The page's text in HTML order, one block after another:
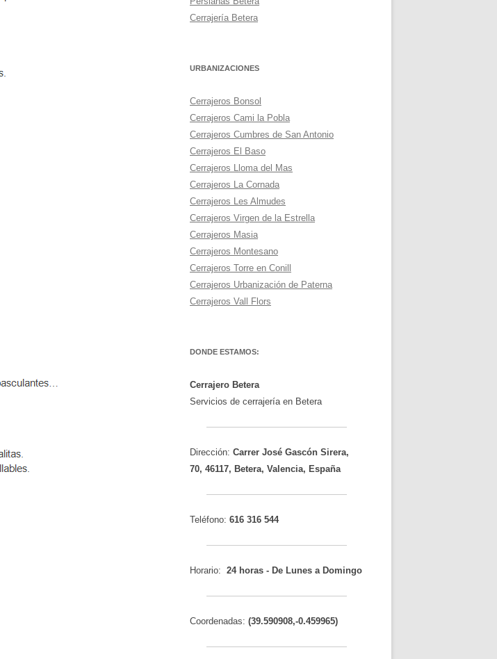
Cerrajería Betera
URBANIZACIONES
Cerrajeros Bonsol
Cerrajeros Cami la Pobla
Cerrajeros Cumbres de San Antonio
Cerrajeros El Baso
Cerrajeros Lloma del Mas
Cerrajeros La Cornada
Cerrajeros Les Almudes
Cerrajeros Virgen de la Estrella
Cerrajeros Masia
Cerrajeros Montesano
Cerrajeros Torre en Conill
Cerrajeros Urbanización de Paterna
Cerrajeros Vall Flors
DONDE ESTAMOS:
Cerrajero Betera
Servicios de cerrajería en Betera
Dirección: Carrer José Gascón Sirera,
70, 46117, Betera, Valencia, España
Teléfono: 616 316 544
Horario: 24 horas - De Lunes a Domingo
Coordenadas: (39.590908,-0.459965)